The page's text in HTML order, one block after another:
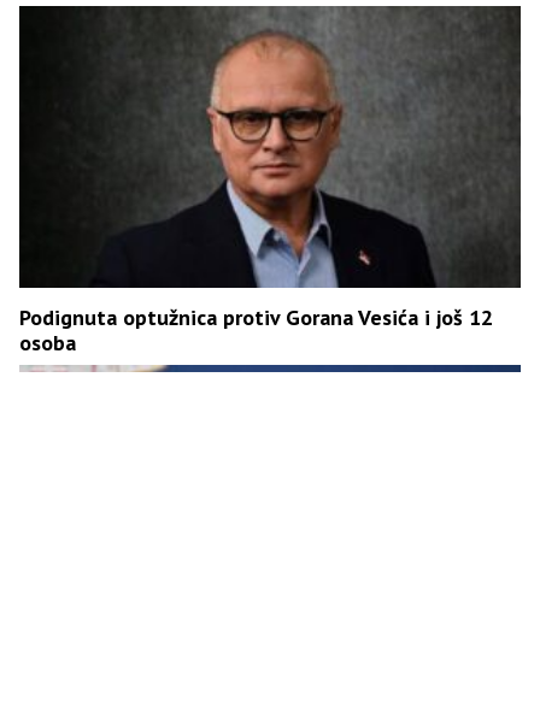
Podignuta optužnica protiv Gorana Vesića i još 12
osoba